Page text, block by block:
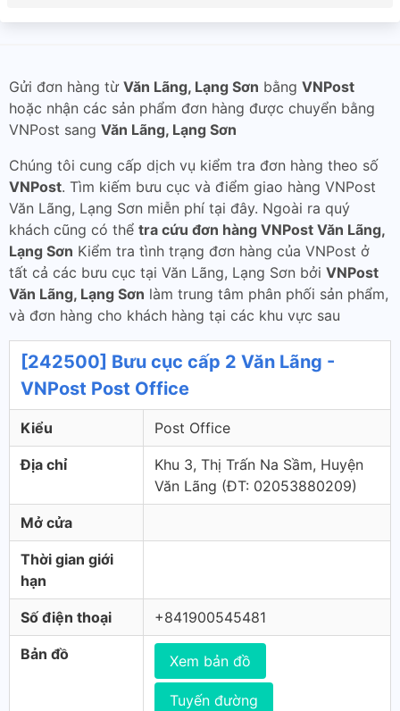
Gửi đơn hàng từ Văn Lãng, Lạng Sơn bằng VNPost
hoặc nhận các sản phẩm đơn hàng được chuyển bằng
VNPost sang Văn Lãng, Lạng Sơn
Chúng tôi cung cấp dịch vụ kiểm tra đơn hàng theo số
VNPost. Tìm kiếm bưu cục và điểm giao hàng VNPost
Văn Lãng, Lạng Sơn miễn phí tại đây. Ngoài ra quý
khách cũng có thể tra cứu đơn hàng VNPost Văn Lãng,
Lạng Sơn Kiểm tra tình trạng đơn hàng của VNPost ở
tất cả các bưu cục tại Văn Lãng, Lạng Sơn bởi VNPost
Văn Lãng, Lạng Sơn làm trung tâm phân phối sản phẩm,
và đơn hàng cho khách hàng tại các khu vực sau
[242500] Bưu cục cấp 2 Văn Lãng -
VNPost Post Office
Kiểu Post Office
Địa chỉ
Khu 3, Thị Trấn Na Sầm, Huyện
Văn Lãng (ÐT: 02053880209)
Mở cửa
Thời gian giới
hạn
Số điện thoại +841900545481
Bản đồ Xem bản đồ
Tuyến đường